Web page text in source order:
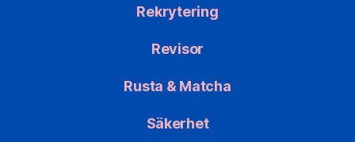
Rekrytering
Revisor
Rusta & Matcha
Säkerhet